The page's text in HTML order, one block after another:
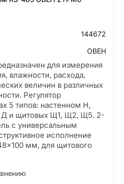
144672
ОВЕН
для измерения
влажности, расхода,
величин в различных
Регулятор
5 типов: настенном Н,
Д и щитовых Щ1, Щ2, Щ5. 2-
с универсальным
исполнение
мм, для щитового